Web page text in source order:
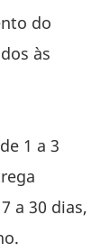
do
às
1 a 3
a 30 dias,